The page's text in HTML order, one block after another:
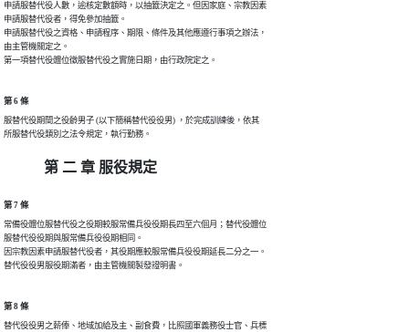
申請服替代役人數，逾核定數額時，以抽籤決定之。但因家庭、宗教因素
申請服替代役者，得免參加抽籤。
申請服替代役之資格、申請程序、期限、條件及其他應遵行事項之辦法，
由主管機關定之。
第一項替代役體位徵服替代役之實施日期，由行政院定之。
第 6 條
服替代役期間之役齡男子 (以下簡稱替代役役男) ，於完成訓練後，依其
所服替代役類別之法令規定，執行勤務。
第 二 章 服役規定
第 7 條
常備役體位服替代役之役期較服常備兵役役期長四至六個月；替代役體位
服替代役役期與服常備兵役役期相同。
因宗教因素申請服替代役者，其役期應較服常備兵役役期延長二分之一。
替代役役男服役期滿者，由主管機關製發證明書。
第 8 條
替代役役男之薪俸、地域加給及主、副食費，比照國軍義務役士官、兵標